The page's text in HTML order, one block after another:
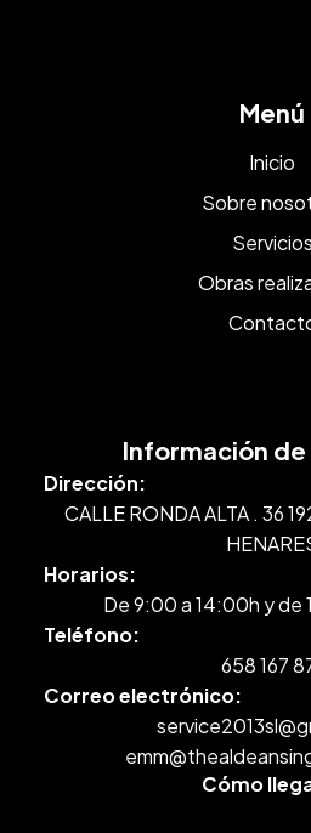
Menú
Inicio
Sobre
Servicios
Obras
Información
Dirección:
CALLE RONDA ALTA . 36
Horarios:
De 9:00 a 14:00h y de
Teléfono:
658 167
Correo electrónico:
Cómo